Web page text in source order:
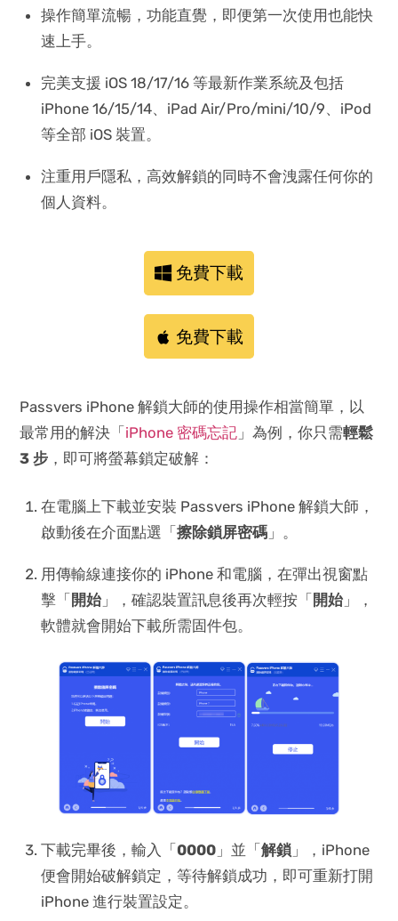
操作簡單流暢，功能直覺，即便第一次使用也能快
速上手。
完美支援 iOS 18/17/16 等最新作業系統及包括
iPhone 16/15/14、iPad Air/Pro/mini/10/9、iPod
等全部 iOS 裝置。
注重用戶隱私，高效解鎖的同時不會洩露任何你的
個人資料。
免費下載
免費下載
Passvers iPhone 解鎖大師的使用操作相當簡單，以
最常用的解決「iPhone 密碼忘記 」為例，你只需輕鬆
3 步 ，即可將螢幕鎖定破解：
在電腦上下載並安裝 Passvers iPhone 解鎖大師，
啟動後在介面點選「擦除鎖屏密碼 」。
用傳輸線連接你的 iPhone 和電腦，在彈出視窗點
擊「 開始 」，確認裝置訊息後再次輕按「 開始 」，
軟體就會開始下載所需固件包。
下載完畢後，輸入「0000 」並「解鎖 」，iPhone
便會開始破解鎖定，等待解鎖成功，即可重新打開
iPhone 進行裝置設定。